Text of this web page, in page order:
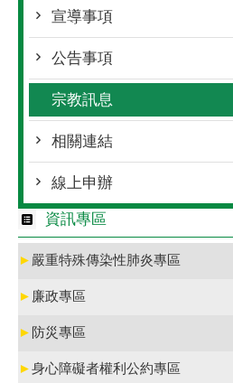
宣導事項
公告事項
宗教訊息
相關連結
線上申辦
資訊專區
► 嚴重特殊傳染性肺炎專區
► 廉政專區
► 防災專區
►身心障礙者權利公約專區